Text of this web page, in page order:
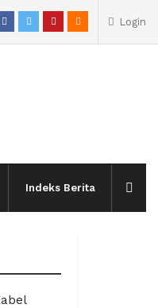
Login
Indeks Berita